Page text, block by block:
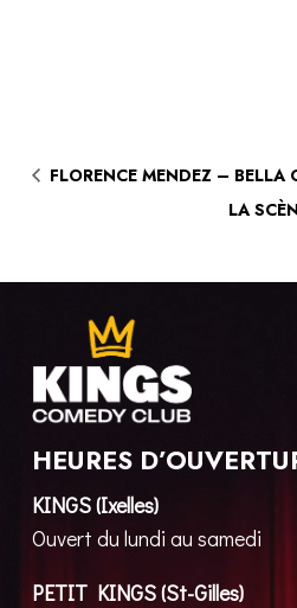
FLORENCE MENDEZ – BELLA
LA
HEURES
KINGS (Ixelles)
Ouvert du lundi au samedi
PETIT KINGS (St-Gilles)